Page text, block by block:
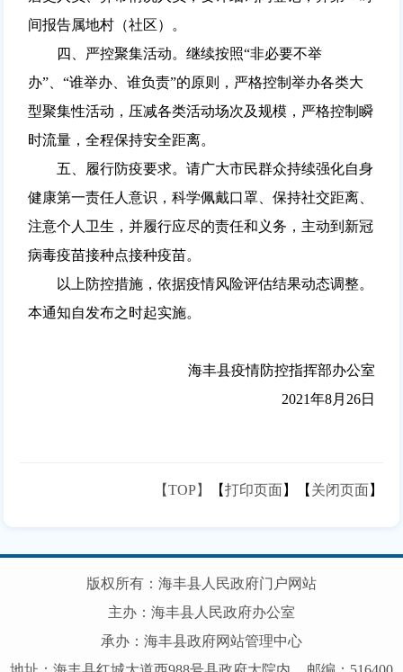
间报告属地村（社区）。
四、严控聚集活动。继续按照“非必要不举
办”、“谁举办、谁负责”的原则，严格控制举办各类大
型聚集性活动，压减各类活动场次及规模，严格控制瞬
时流量，全程保持安全距离。
五、履行防疫要求。请广大市民群众持续强化自身
健康第一责任人意识，科学佩戴口罩、保持社交距离、
注意个人卫生，并履行应尽的责任和义务，主动到新冠
病毒疫苗接种点接种疫苗。
以上防控措施，依据疫情风险评估结果动态调整。
本通知自发布之时起实施。
海丰县疫情防控指挥部办公室
2021年8月26日
【TOP】 【打印页面】【 关闭页面】
版权所有：海丰县人民政府门户网站
主办：海丰县人民政府办公室
承办：海丰县政府网站管理中心